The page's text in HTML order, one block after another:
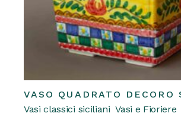
REQUEST A QUOTE
Questo
prodotto
VASO QUADRATO DECORO
Vasi classici siciliani Vasi e Fioriere